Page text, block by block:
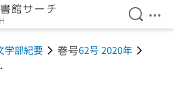
検索を
メ
学部紀要 巻号62号 2020年